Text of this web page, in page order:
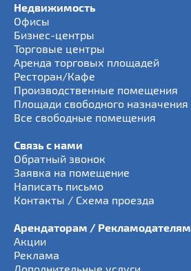
Недвижимость
Офисы
Бизнес-центры
Торговые центры
Аренда торговых площадей
Ресторан/Кафе
Производственные помещения
Площади свободного назначения
Все свободные помещения
Связь с нами
Обратный звонок
Заявка на помещение
Написать письмо
Контакты / Схема проезда
Арендаторам / Рекламодателям
Акции
Реклама